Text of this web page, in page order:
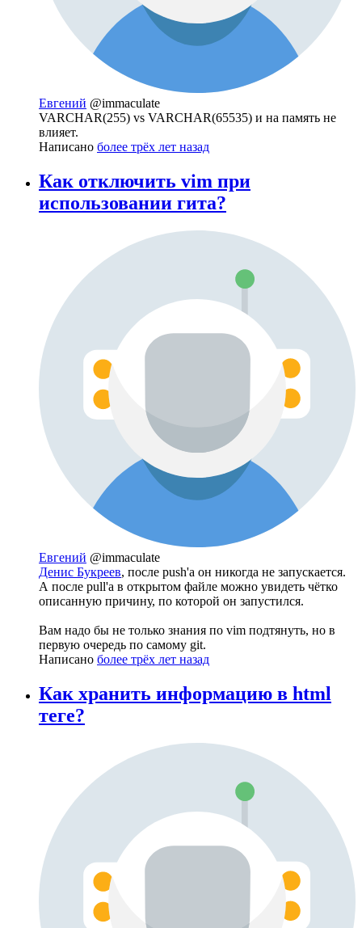
Евгений @immaculate
VARCHAR(255) vs VARCHAR(65535) и на память не
влияет.
Написано более трёх лет назад
Как отключить vim при
использовании гита?
Евгений @immaculate
Денис Букреев, после push'а он никогда не запускается.
А после pull'а в открытом файле можно увидеть чётко
описанную причину, по которой он запустился.
Вам надо бы не только знания по vim подтянуть, но в
первую очередь по самому git.
Написано более трёх лет назад
Как хранить информацию в html
теге?